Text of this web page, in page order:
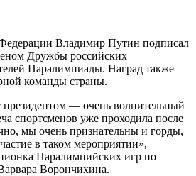
Владимир Путин подписал
Дружбы российских
Паралимпиады. Наград также
команды страны.
президентом — очень волнительный
спортсменов уже проходила после
мы очень признательны и горды,
в таком мероприятии», —
Паралимпийских игр по
Ворончихина.